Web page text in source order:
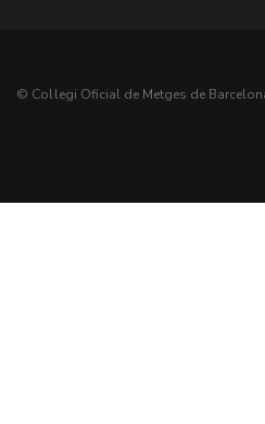
© Col·legi Oficial de Metges de